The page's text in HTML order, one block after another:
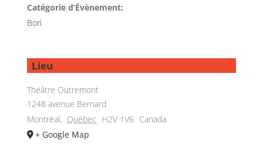
Catégorie d’Évènement:
Bori
Lieu
Théâtre Outremont
1248 avenue Bernard
Montréal, Québec H2V 1V6 Canada
+ Google Map